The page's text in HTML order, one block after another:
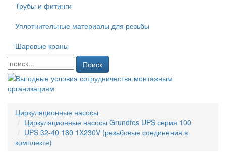
Трубы и фитинги
Уплотнительные материалы для резьбы
Шаровые краны
Поиск
Циркуляционные насосы
Циркуляционные насосы Grundfos UPS серия 100
UPS 32-40 180 1X230V (резьбовые соединения в
комплекте)